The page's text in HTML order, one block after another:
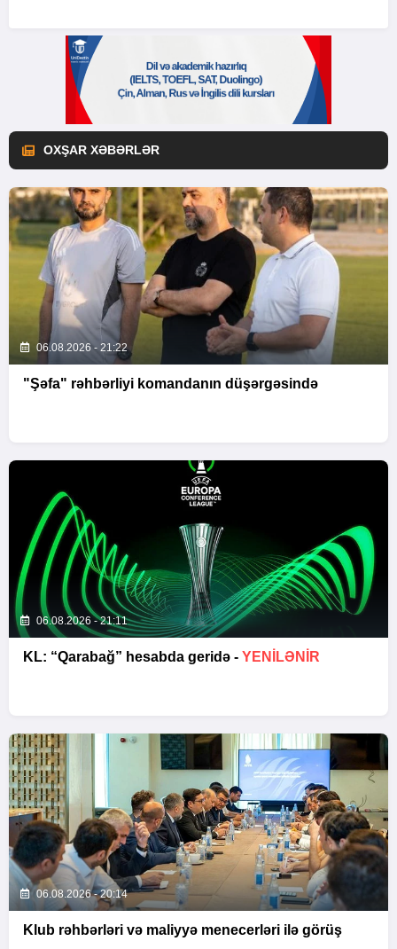
OXŞAR XƏBƏRLƏR
06.08.2026 - 21:22
"Şəfa" rəhbərliyi komandanın düşərgəsində
06.08.2026 - 21:11
KL: “Qarabağ” hesabda geridə - YENİLƏNİR
06.08.2026 - 20:14
Klub rəhbərləri və maliyyə menecerləri ilə görüş